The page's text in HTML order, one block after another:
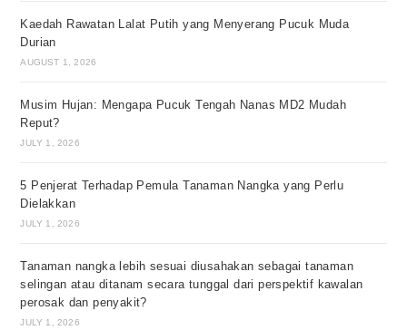
Kaedah Rawatan Lalat Putih yang Menyerang Pucuk Muda
Durian
AUGUST 1, 2026
Musim Hujan: Mengapa Pucuk Tengah Nanas MD2 Mudah
Reput?
JULY 1, 2026
5 Penjerat Terhadap Pemula Tanaman Nangka yang Perlu
Dielakkan
JULY 1, 2026
Tanaman nangka lebih sesuai diusahakan sebagai tanaman
selingan atau ditanam secara tunggal dari perspektif kawalan
perosak dan penyakit?
JULY 1, 2026